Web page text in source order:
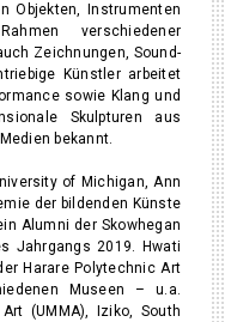
Objekten, Instrumenten
verschiedener
Zeichnungen, Sound-
Künstler arbeitet
sowie Klang und
Skulpturen aus
bekannt.
of Michigan, Ann
der bildenden Künste
Alumni der Skowhegan
Jahrgangs 2019. Hwati
Harare Polytechnic Art
Museen – u.a.
(UMMA), Iziko, South